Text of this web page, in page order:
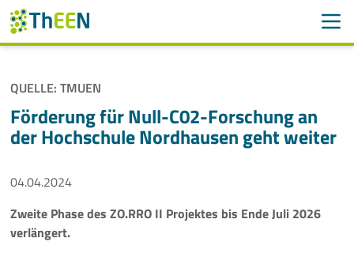
Navigation überspringen
ThEEN
Services
Mitglieder
Aktivitäten
QUELLE: TMUEN
Förderung für Null-C02-Forschung an
der Hochschule Nordhausen geht weiter
04.04.2024
Zweite Phase des ZO.RRO II Projektes bis Ende Juli 2026
verlängert.